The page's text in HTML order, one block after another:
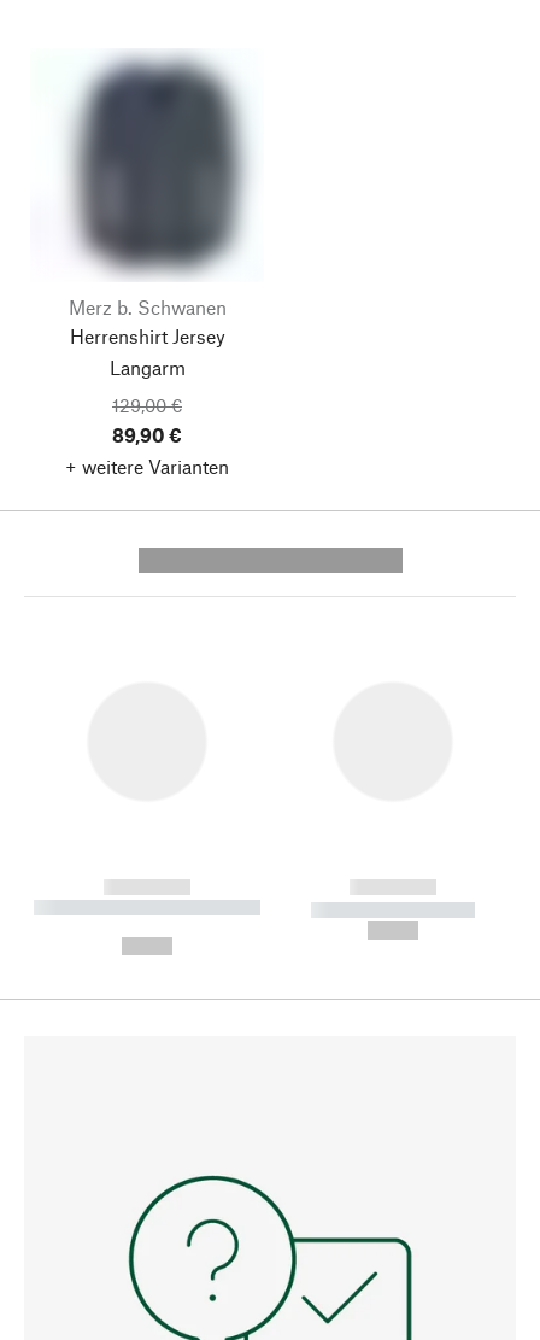
Merz b. Schwanen
Herrenshirt Jersey
Langarm
129,00 €
89,90 €
+ weitere Varianten
------------
----------- ----------- --------
------------
----------- -----------